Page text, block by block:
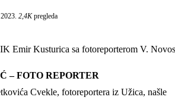
2,4Kpregleda
Emir Kusturica sa fotoreporterom V.
– FOTO REPORTER
Cvekle, fotoreportera iz Užica, našle